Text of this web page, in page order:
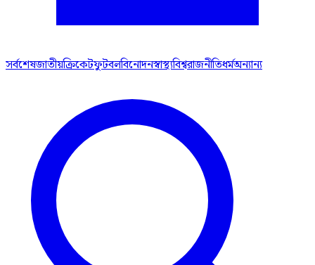
সর্বশেষজাতীয়ক্রিকেটফুটবলবিনোদনস্বাস্থ্যবিশ্বরাজনীতিধর্মঅন্যান্য